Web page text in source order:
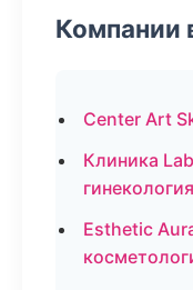
Компании
Center Art
Клиника
гинекология
Esthetic